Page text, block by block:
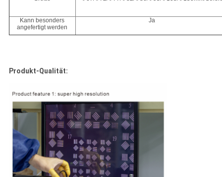
Kann besonders
angefertigt werden
Ja
Produkt-Qualität: